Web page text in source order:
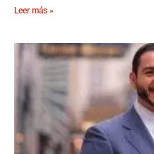
Leer más »